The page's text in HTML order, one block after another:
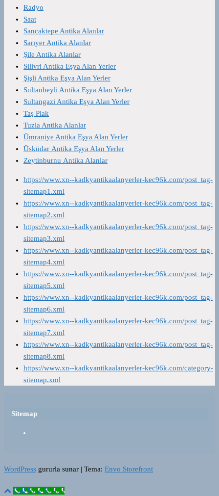
Radyo
Saat
Sancaktepe Antika Alanlar
Sarıyer Antika Alanlar
Şile Antika Alanlar
Silivri Antika Eşya Alan Yerler
Şişli Antika Eşya Alan Yerler
Sultanbeyli Antika Eşya Alan Yerler
Sultangazi Antika Eşya Alan Yerler
Taş Plak
Tuzla Antika Alanlar
Ümraniye Antika Eşya Alan Yerler
Üsküdar Antika Eşya Alan Yerler
Zeytinburnu Antika Alanlar
https://www.xn--kadkyantikaalanyerler-kec96k.com/post_tag-
sitemap1.xml
https://www.xn--kadkyantikaalanyerler-kec96k.com/post_tag-
sitemap2.xml
https://www.xn--kadkyantikaalanyerler-kec96k.com/post_tag-
sitemap3.xml
https://www.xn--kadkyantikaalanyerler-kec96k.com/post_tag-
sitemap4.xml
https://www.xn--kadkyantikaalanyerler-kec96k.com/post_tag-
sitemap5.xml
https://www.xn--kadkyantikaalanyerler-kec96k.com/post_tag-
sitemap6.xml
https://www.xn--kadkyantikaalanyerler-kec96k.com/post_tag-
sitemap7.xml
https://www.xn--kadkyantikaalanyerler-kec96k.com/post_tag-
sitemap8.xml
https://www.xn--kadkyantikaalanyerler-kec96k.com/category-
sitemap.xml
Sitemap
WordPress gururla sunar | Tema: Envo Storefront
Call Now Button